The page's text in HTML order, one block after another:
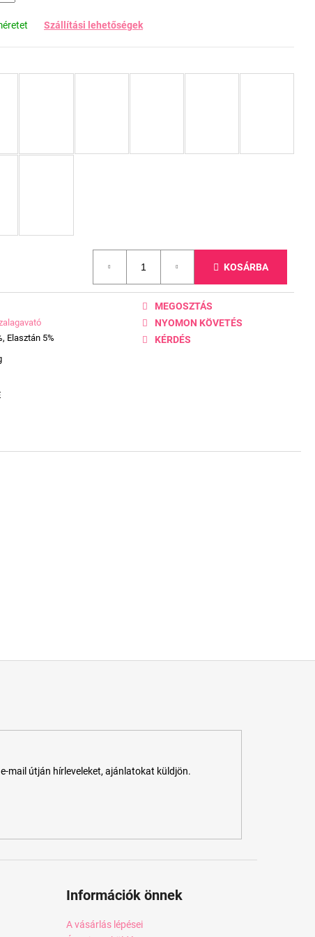
Szállítási lehetőségek
KOSÁRBA
Elasztán 5%
KÉRDÉS
NYOMON KÖVETÉS
MEGOSZTÁS
mail útján hírleveleket, ajánlatokat küldjön.
Információk önnek
A vásárlás lépései